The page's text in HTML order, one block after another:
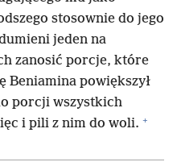
stosownie do jego
jeden na
zanosić porcje, które
Beniamina powiększył
porcji wszystkich
i pili z nim do woli. +